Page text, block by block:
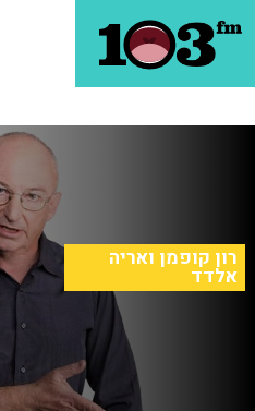
רון קופמן ואריה
אלדד